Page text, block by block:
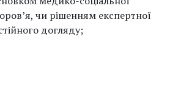
чи рішенням експертної
догляду;